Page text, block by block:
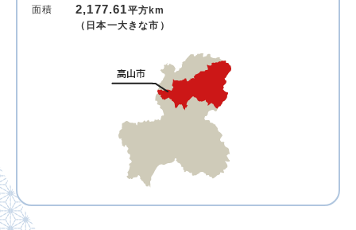
面積
2,177.61平方km
（日本一大きな市）